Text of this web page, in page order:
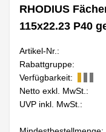
RHODIUS
115x22.23 P40
Artikel-Nr.:
Rabattgruppe:
Verfügbarkeit:
Netto exkl. MwSt.:
UVP inkl. MwSt.: